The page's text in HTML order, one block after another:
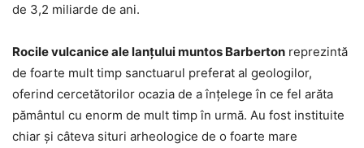
de 3,2 miliarde de ani.
Rocile vulcanice ale lanţului muntos Barberton reprezintă
de foarte mult timp sanctuarul preferat al geologilor,
oferind cercetătorilor ocazia de a înţelege în ce fel arăta
pământul cu enorm de mult timp în urmă. Au fost instituite
chiar şi câteva situri arheologice de o foarte mare